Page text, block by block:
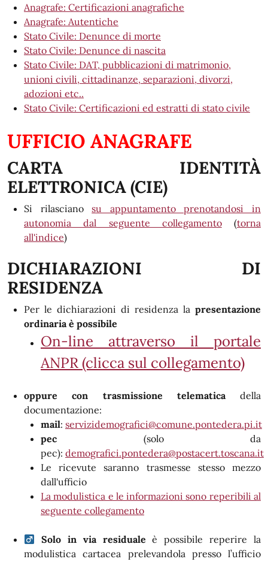
Anagrafe: Certificazioni anagrafiche
Anagrafe: Autentiche
Stato Civile: Denunce di morte
Stato Civile: Denunce di nascita
Stato Civile: DAT, pubblicazioni di matrimonio,
unioni civili, cittadinanze, separazioni, divorzi,
adozioni etc..
Stato Civile: Certificazioni ed estratti di stato civile
UFFICIO ANAGRAFE
CARTA IDENTITÀ
ELETTRONICA (CIE)
Si rilascianosu appuntamento prenotandosi in
autonomia dal seguente collegamento(torna
all'indice)
DICHIARAZIONI DI
RESIDENZA
Per le dichiarazioni di residenza la presentazione
ordinaria è possibile
On-line attraverso il portale
ANPR (clicca sul collegamento)
oppure con trasmissione telematicadella
documentazione:
mail: servizidemografici@comune.pontedera.pi.it
pec (solo da
pec): demografici.pontedera@postacert.toscana.it
Le ricevute saranno trasmesse stesso mezzo
dall'ufficio
La modulistica e le informazioni sono reperibili al
seguente collegamento
Solo in via residuale è possibile reperire la
modulistica cartacea prelevandola presso l’ufficio